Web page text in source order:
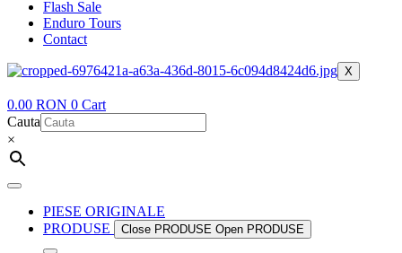
Flash Sale
Enduro Tours
Contact
X
0.00 RON 0 Cart
Cauta
×
PIESE ORIGINALE
PRODUSE
Close PRODUSE Open PRODUSE